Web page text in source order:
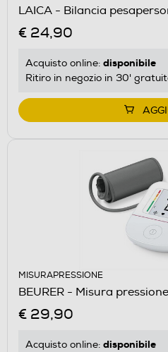
LAICA - Bilancia
€ 24,90
Acquisto online: disponibile
Ritiro in negozio in 30'
MISURAPRESSIONE
BEURER - Misura
€ 29,90
Acquisto online: disponibile